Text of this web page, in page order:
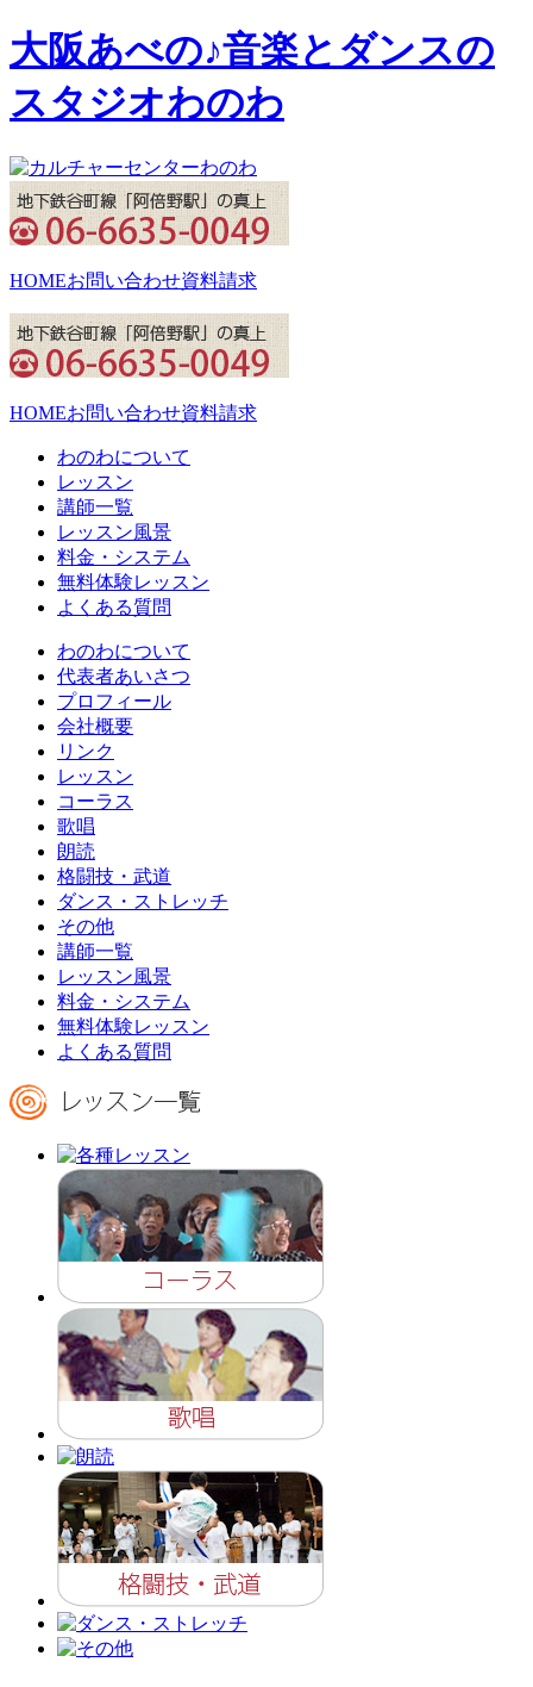
大阪あべの♪音楽とダンスの
スタジオわのわ
HOMEお問い合わせ資料請求
HOMEお問い合わせ資料請求
わのわについて
レッスン
講師一覧
レッスン風景
料金・システム
無料体験レッスン
よくある質問
わのわについて
代表者あいさつ
プロフィール
会社概要
リンク
レッスン
コーラス
歌唱
朗読
格闘技・武道
ダンス・ストレッチ
その他
講師一覧
レッスン風景
料金・システム
無料体験レッスン
よくある質問